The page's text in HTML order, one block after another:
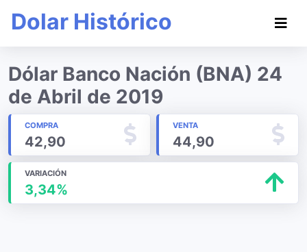
Dolar Histórico
Dólar Banco Nación (BNA) 24
de Abril de 2019
COMPRA
42,90
VENTA
44,90
VARIACIÓN
3,34%